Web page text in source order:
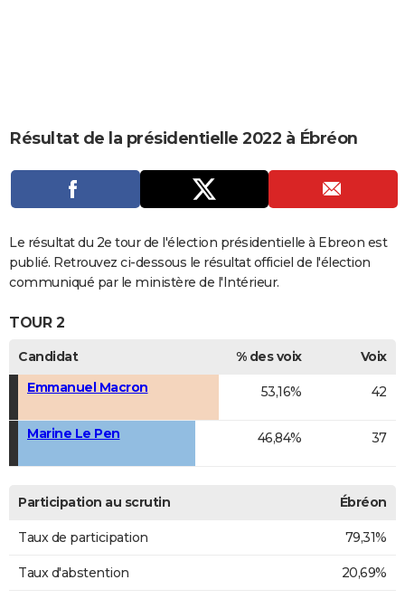
CARTE DE VOEUX
DICTIONNAIRE
Dictionnaire
Biographies
Expressions
Proverbes
PROGRAMME TV
COPAINS D'AVANT
Se connecter
Collèges
Universités
Entreprises
Service militaire
Avis de recherche
AVIS DE DÉCÈS
FORUM
Bricolage
Culture
Television
Voyage
Résultat de la présidentielle 2022 à Ébréon
Le résultat du 2e tour de l'élection présidentielle à Ebreon est
publié. Retrouvez ci-dessous le résultat officiel de l'élection
communiqué par le ministère de l'Intérieur.
TOUR 2
Candidat % des voix
Voix
Emmanuel Macron
53,16% 42
Marine Le Pen 46,84% 37
Participation au scrutin Ébréon
Taux de participation 79,31%
Taux d'abstention 20,69%